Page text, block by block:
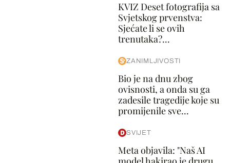
KVIZ Deset fotografija sa
Svjetskog prvenstva:
Sjećate li se ovih
trenutaka?...
ZANIMLJIVOSTI
Bio je na dnu zbog
ovisnosti, a onda su ga
zadesile tragedije koje su
promijenile sve...
SVIJET
Meta objavila: "Naš AI